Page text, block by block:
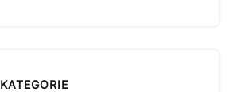
KATEGORIE